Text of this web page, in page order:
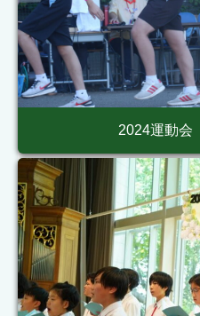
2024運動